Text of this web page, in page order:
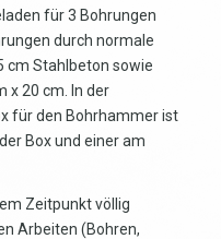
für 3 Bohrungen
durch normale
cm Stahlbeton sowie
x 20 cm. In der
für den Bohrhammer ist
Box und einer am
Zeitpunkt völlig
Arbeiten (Bohren,